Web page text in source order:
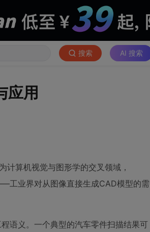
搜索 AI 搜索
应用
算机视觉与图形学的交叉领域，
工业界对从图像直接生成CAD模型的需
语义。一个典型的汽车零件扫描结果可